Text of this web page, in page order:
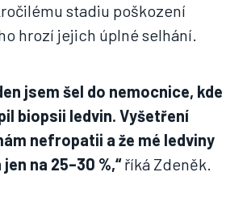
stadiu poškození
hrozí jejich úplné selhání.
jsem šel do nemocnice, kde
biopsii ledvin. Vyšetření
nefropatii a že mé ledviny
na 25–30 %,“říká Zdeněk.